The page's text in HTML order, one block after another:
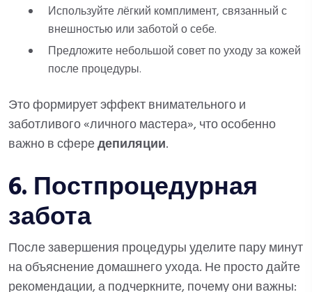
Используйте лёгкий комплимент, связанный с
внешностью или заботой о себе.
Предложите небольшой совет по уходу за кожей
после процедуры.
Это формирует эффект внимательного и
заботливого «личного мастера», что особенно
важно в сфередепиляции.
6. Постпроцедурная
забота
После завершения процедуры уделите пару минут
на объяснение домашнего ухода. Не просто дайте
рекомендации, а подчеркните, почему они важны: